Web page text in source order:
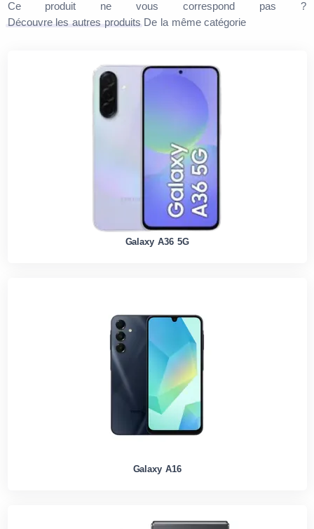
Ce produit ne vous correspond pas ?
Découvre les autres produits De la même catégorie
Galaxy A36 5G
Galaxy A16